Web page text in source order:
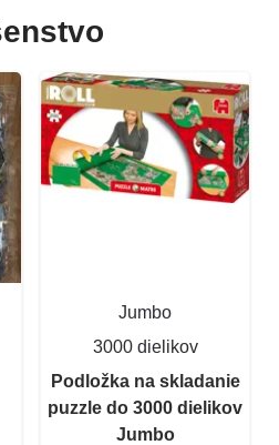
Jumbo
3000 dielikov
Podložka na skladanie
puzzle do 3000 dielikov
Jumbo